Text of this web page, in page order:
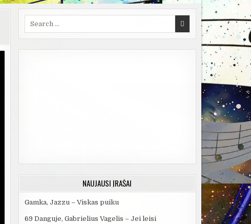
NAUJAUSI ĮRAŠAI
Gamka, Jazzu – Viskas puiku
69 Danguje, Gabrielius Vagelis – Jei leisi